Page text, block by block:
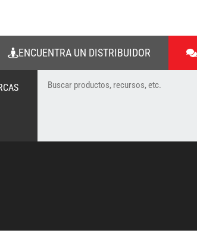
ENCUENTRA UN DISTRIBUIDOR